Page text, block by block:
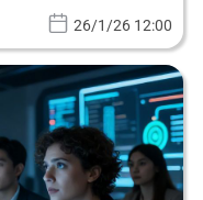
26/1/26 12:00